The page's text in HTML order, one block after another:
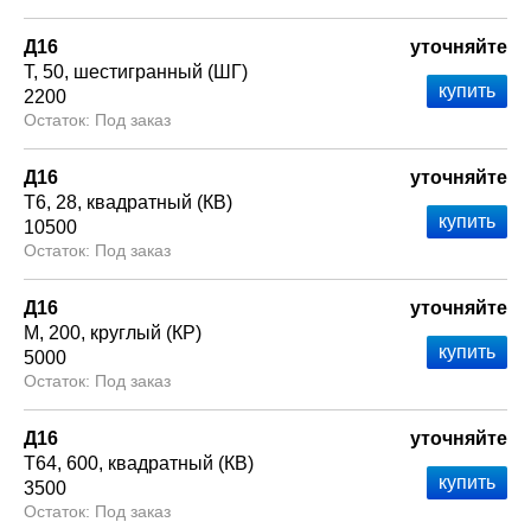
Д16
Т 50 шестигранный (ШГ)
2200
Под заказ
уточняйте
Д16
Т6 28 квадратный (КВ)
10500
Под заказ
уточняйте
Д16
М
200 круглый (КР)
5000
Под заказ
уточняйте
Д16
Т64 600 квадратный (КВ)
3500
Под заказ
уточняйте